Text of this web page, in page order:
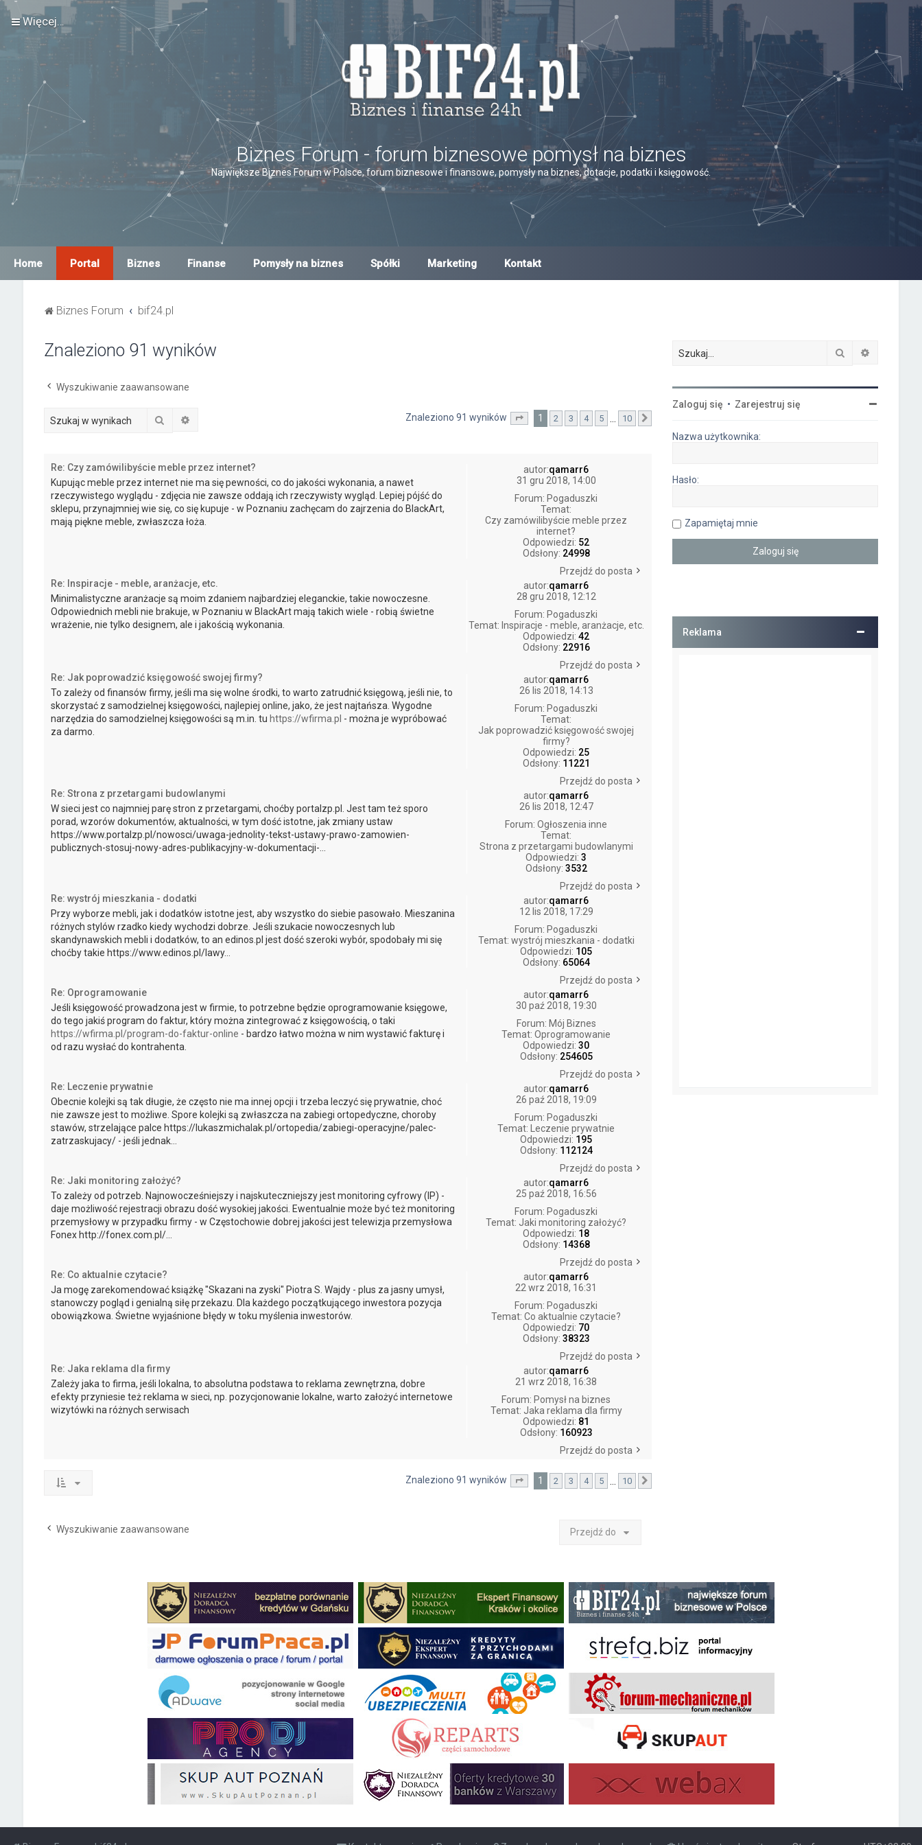
Więcej…
Biznes Forum - forum biznesowe pomysł na biznes
Największe Biznes Forum w Polsce, forum biznesowe i finansowe, pomysły na biznes, dotacje, podatki i księgowość.
Home Portal Biznes Finanse Pomysły na biznes Spółki Marketing Kontakt
Biznes Forum bif24.pl
Znaleziono 91 wyników
Wyszukiwanie zaawansowane
Szukaj Znaleziono 91 wyników Strona 1z 10
1 2 3 4 5 10
autor:qamarr6
31 gru 2018, 14:00
Forum: Pogaduszki
Temat:
Czy zamówilibyście meble przez
internet?
Odpowiedzi: 52
Odsłony: 24998
Re: Czy zamówilibyście meble przez internet?
Kupując meble przez internet nie ma się pewności, co do jakości wykonania, a nawet
rzeczywistego wyglądu - zdjęcia nie zawsze oddają ich rzeczywisty wygląd. Lepiej pójść do
sklepu, przynajmniej wie się, co się kupuje - w Poznaniu zachęcam do zajrzenia do BlackArt,
mają piękne meble, zwłaszcza łoża.
Przejdź do posta
autor:qamarr6
28 gru 2018, 12:12
Forum: Pogaduszki
Temat: Inspiracje - meble, aranżacje, etc.
Odpowiedzi:42
Odsłony: 22916
Re: Inspiracje - meble, aranżacje, etc.
Minimalistyczne aranżacje są moim zdaniem najbardziej eleganckie, takie nowoczesne.
Odpowiednich mebli nie brakuje, w Poznaniu w BlackArt mają takich wiele - robią świetne
wrażenie, nie tylko designem, ale i jakością wykonania.
Przejdź do posta
autor:qamarr6
26 lis 2018, 14:13
Forum: Pogaduszki
Temat:
Jak poprowadzić księgowość swojej
firmy?
Odpowiedzi: 25
Odsłony: 11221
Re: Jak poprowadzić księgowość swojej firmy?
To zależy od finansów firmy, jeśli ma się wolne środki, to warto zatrudnić księgową, jeśli nie, to
skorzystać z samodzielnej księgowości, najlepiej online, jako, że jest najtańsza. Wygodne
narzędzia do samodzielnej księgowości są m.in. tu https://wfirma.pl - można je wypróbować
za darmo.
Przejdź do posta
autor:qamarr6
26 lis 2018, 12:47
Forum:Ogłoszenia inne
Temat:
Strona z przetargami budowlanymi
Odpowiedzi:3
Odsłony: 3532
Re: Strona z przetargami budowlanymi
W sieci jest co najmniej parę stron z przetargami, choćby portalzp.pl. Jest tam też sporo
porad, wzorów dokumentów, aktualności, w tym dość istotne, jak zmiany ustaw
https://www.portalzp.pl/nowosci/uwaga-jednolity-tekst-ustawy-prawo-zamowien-
publicznych-stosuj-nowy-adres-publikacyjny-w-dokumentacji-...
Przejdź do posta
autor:qamarr6
12 lis 2018, 17:29
Forum: Pogaduszki
Temat: wystrój mieszkania - dodatki
Odpowiedzi: 105
Odsłony: 65064
Re: wystrój mieszkania - dodatki
Przy wyborze mebli, jak i dodatków istotne jest, aby wszystko do siebie pasowało. Mieszanina
różnych stylów rzadko kiedy wychodzi dobrze. Jeśli szukacie nowoczesnych lub
skandynawskich mebli i dodatków, to an edinos.pl jest dość szeroki wybór, spodobały mi się
choćby takie https://www.edinos.pl/lawy...
Przejdź do posta
autor:qamarr6
30 paź 2018, 19:30
Forum: Mój Biznes
Temat:Oprogramowanie
Odpowiedzi:30
Odsłony: 254605
Re: Oprogramowanie
Jeśli księgowość prowadzona jest w firmie, to potrzebne będzie oprogramowanie księgowe,
do tego jakiś program do faktur, który można zintegrować z księgowością, o taki
https://wfirma.pl/program-do-faktur-online - bardzo łatwo można w nim wystawić fakturę i
od razu wysłać do kontrahenta.
Przejdź do posta
autor:qamarr6
26 paź 2018, 19:09
Forum: Pogaduszki
Temat:
Leczenie prywatnie
Odpowiedzi: 195
Odsłony: 112124
Re: Leczenie prywatnie
Obecnie kolejki są tak długie, że często nie ma innej opcji i trzeba leczyć się prywatnie, choć
nie zawsze jest to możliwe. Spore kolejki są zwłaszcza na zabiegi ortopedyczne, choroby
stawów, strzelające palce https://lukaszmichalak.pl/ortopedia/zabiegi-operacyjne/palec-
zatrzaskujacy/ - jeśli jednak...
Przejdź do posta
autor:qamarr6
25 paź 2018, 16:56
Forum: Pogaduszki
Temat: Jaki monitoring założyć?
Odpowiedzi: 18
Odsłony: 14368
Re: Jaki monitoring założyć?
To zależy od potrzeb. Najnowocześniejszy i najskuteczniejszy jest monitoring cyfrowy (IP) -
daje możliwość rejestracji obrazu dość wysokiej jakości. Ewentualnie może być też monitoring
przemysłowy w przypadku firmy - w Częstochowie dobrej jakości jest telewizja przemysłowa
Fonex http://fonex.com.pl/...
Przejdź do posta
autor:qamarr6
22 wrz 2018, 16:31
Forum: Pogaduszki
Temat:Co aktualnie czytacie?
Odpowiedzi: 70
Odsłony: 38323
Re: Co aktualnie czytacie?
Ja mogę zarekomendować książkę "Skazani na zyski" Piotra S. Wajdy - plus za jasny umysł,
stanowczy pogląd i genialną siłę przekazu. Dla każdego początkującego inwestora pozycja
obowiązkowa. Świetne wyjaśnione błędy w toku myślenia inwestorów.
Przejdź do posta
autor:qamarr6
21 wrz 2018, 16:38
Forum: Pomysł na biznes
Temat: Jaka reklama dla firmy
Odpowiedzi: 81
Odsłony: 160923
Re: Jaka reklama dla firmy
Zależy jaka to firma, jeśli lokalna, to absolutna podstawa to reklama zewnętrzna, dobre
efekty przyniesie też reklama w sieci, np. pozycjonowanie lokalne, warto założyć internetowe
wizytówki na różnych serwisach
Przejdź do posta
Znaleziono 91 wyników Strona 1z 10
1 2 3 4 5 10
Wyszukiwanie zaawansowane Przejdź do
Szukaj
Zaloguj się • Zarejestruj się
Nazwa użytkownika:
Hasło:
Zapamiętaj mnie
Reklama